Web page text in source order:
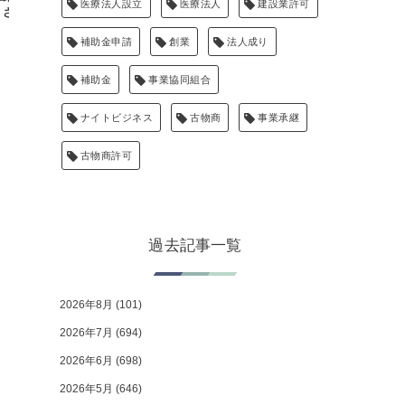
さい
出」サポートなら認定経営革新等支...
医療法人設立 医療法人 建設業許可
補助金申請 創業 法人成り
補助金 事業協同組合
ナイトビジネス 古物商 事業承継
古物商許可
過去記事一覧
2026年8月 (101)
2026年7月 (694)
2026年6月 (698)
2026年5月 (646)